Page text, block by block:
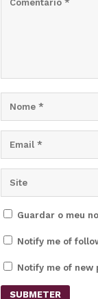
Guardar o meu
Notify me of
Notify me of new
SUBMETER